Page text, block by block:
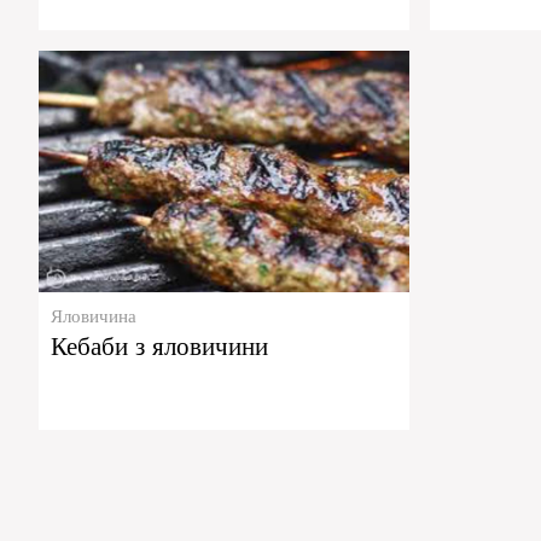
Яловичина
Кебаби з яловичини